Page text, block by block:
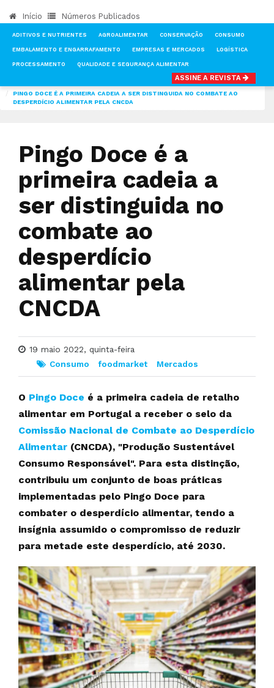
Início Números Publicados
ADITIVOS E NUTRIENTES AGROALIMENTAR CONSERVAÇÃO CONSUMO
EMBALAMENTO E ENGARRAFAMENTO EMPRESAS E MERCADOS LOGÍSTICA
PROCESSAMENTO QUALIDADE E SEGURANÇA ALIMENTAR
ASSINE A REVISTA
PINGO DOCE É A PRIMEIRA CADEIA A SER DISTINGUIDA NO COMBATE AO
DESPERDÍCIO ALIMENTAR PELA CNCDA
Pingo Doce é a
primeira cadeia a
ser distinguida no
combate ao
desperdício
alimentar pela
CNCDA
19 maio 2022, quinta-feira
Consumo
foodmarket Mercados
O Pingo Doce é a primeira cadeia de retalho
alimentar em Portugal a receber o selo da
Comissão Nacional de Combate ao Desperdício
Alimentar (CNCDA), "Produção Sustentável
Consumo Responsável". Para esta distinção,
contribuiu um conjunto de boas práticas
implementadas pelo Pingo Doce para
combater o desperdício alimentar, tendo a
insígnia assumido o compromisso de reduzir
para metade este desperdício, até 2030.